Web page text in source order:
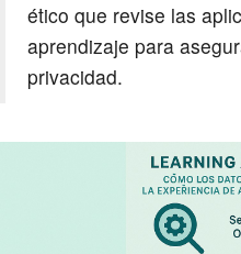
ético que revise las
aprendizaje para
privacidad.